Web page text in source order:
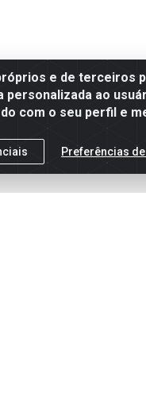
e de terceiros
personalizada ao
com o seu perfil e
Preferências